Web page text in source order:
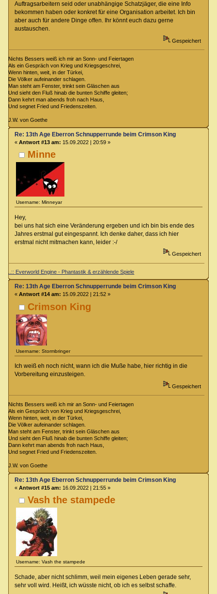
Auftragsarbeitern seid oder unabhängige Schatzjäger, die eine Info
bekommen haben oder konkret für eine Organisation arbeitet. Ich bin
aber auch für andere Dinge offen. Ihr könnt euch dazu gerne
austauschen.
Gespeichert
Nichts Bessers weiß ich mir an Sonn- und Feiertagen
Als ein Gespräch von Krieg und Kriegsgeschrei,
Wenn hinten, weit, in der Türkei,
Die Völker aufeinander schlagen.
Man steht am Fenster, trinkt sein Gläschen aus
Und sieht den Fluß hinab die bunten Schiffe gleiten;
Dann kehrt man abends froh nach Haus,
Und segnet Fried und Friedenszeiten.
J.W. von Goethe
Minne
Username: Minneyar
Re: 13th Age Eberron Schnupperrunde beim Crimson King
« Antwort #13 am: 15.09.2022 | 20:59 »
Hey,
bei uns hat sich eine Veränderung ergeben und ich bin bis ende des
Jahres erstmal gut eingespannt. Ich denke daher, dass ich hier
erstmal nicht mitmachen kann, leider :-/
Gespeichert
..:: Everworld Engine - Phantastik & erzählende Spiele
Crimson King
Username: Stormbringer
Re: 13th Age Eberron Schnupperrunde beim Crimson King
« Antwort #14 am: 15.09.2022 | 21:52 »
Ich weiß eh noch nicht, wann ich die Muße habe, hier richtig in die
Vorbereitung einzusteigen.
Gespeichert
Nichts Bessers weiß ich mir an Sonn- und Feiertagen
Als ein Gespräch von Krieg und Kriegsgeschrei,
Wenn hinten, weit, in der Türkei,
Die Völker aufeinander schlagen.
Man steht am Fenster, trinkt sein Gläschen aus
Und sieht den Fluß hinab die bunten Schiffe gleiten;
Dann kehrt man abends froh nach Haus,
Und segnet Fried und Friedenszeiten.
J.W. von Goethe
Vash the stampede
Username: Vash the stampede
Re: 13th Age Eberron Schnupperrunde beim Crimson King
« Antwort #15 am: 16.09.2022 | 21:55 »
Schade, aber nicht schlimm, weil mein eigenes Leben gerade sehr,
sehr voll wird. Heißt, ich wüsste nicht, ob ich es selbst schaffe.